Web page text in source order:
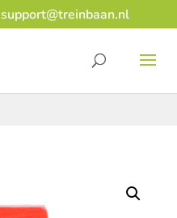
support@treinbaan.nl